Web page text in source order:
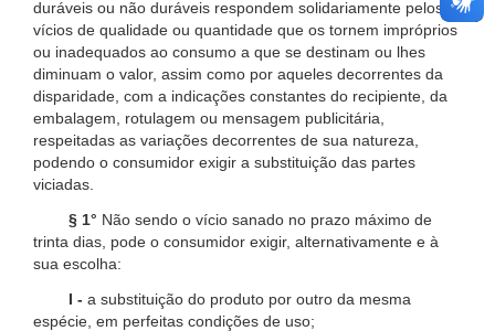
duráveis ou não duráveis respondem solidariamente pelos
vícios de qualidade ou quantidade que os tornem impróprios
ou inadequados ao consumo a que se destinam ou lhes
diminuam o valor, assim como por aqueles decorrentes da
disparidade, com a indicações constantes do recipiente, da
embalagem, rotulagem ou mensagem publicitária,
respeitadas as variações decorrentes de sua natureza,
podendo o consumidor exigir a substituição das partes
viciadas.
§ 1° Não sendo o vício sanado no prazo máximo de
trinta dias, pode o consumidor exigir, alternativamente e à
sua escolha:
I - a substituição do produto por outro da mesma
espécie, em perfeitas condições de uso;